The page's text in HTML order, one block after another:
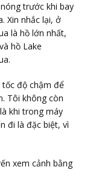
trước khi bay
Xin nhắc lại, ở
là hồ lớn nhất,
hồ Lake
độ chậm để
Tôi không còn
khi trong máy
đi là đặc biệt, vì
xem cảnh bằng